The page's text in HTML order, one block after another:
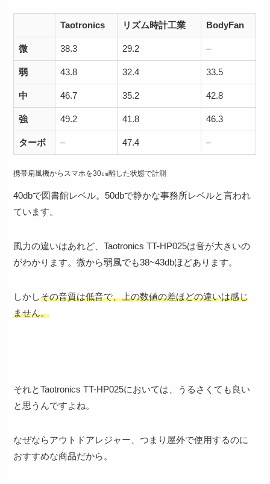
Taotronics リズム時計工業 BodyFan
微 38.3 29.2 –
弱 43.8 32.4 33.5
中 46.7 35.2 42.8
強 49.2 41.8 46.3
ターボ – 47.4 –
携帯扇風機からスマホを30㎝離した状態で計測
40dbで図書館レベル。50dbで静かな事務所レベルと言われ
ています。
風力の違いはあれど、Taotronics TT-HP025は音が大きいの
がわかります。微から弱風でも38~43dbほどあります。
しかしその音質は低音で、上の数値の差ほどの違いは感じ
ません。
それとTaotronics TT-HP025においては、うるさくても良い
と思うんですよね。
なぜならアウトドアレジャー、つまり屋外で使用するのに
おすすめな商品だから。